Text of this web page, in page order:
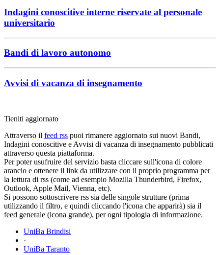
Indagini conoscitive interne riservate al personale
universitario
Bandi di lavoro autonomo
Avvisi di vacanza di insegnamento
Tieniti aggiornato
Attraverso il feed rss puoi rimanere aggiornato sui nuovi Bandi,
Indagini conoscitive e Avvisi di vacanza di insegnamento pubblicati
attraverso questa piattaforma.
Per poter usufruire del servizio basta cliccare sull'icona di colore
arancio e ottenere il link da utilizzare con il proprio programma per
la lettura di rss (come ad esempio Mozilla Thunderbird, Firefox,
Outlook, Apple Mail, Vienna, etc).
Si possono sottoscrivere rss sia delle singole strutture (prima
utilizzando il filtro, e quindi cliccando l'icona che apparirà) sia il
feed generale (icona grande), per ogni tipologia di informazione.
UniBa Brindisi
·
UniBa Taranto